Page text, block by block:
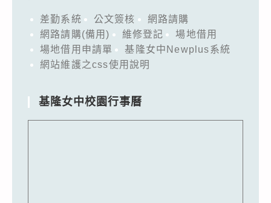
差勤系統 公文簽核
網路請購
網路請購(備用)
維修登記
場地借用
場地借用申請單
基隆女中Newplus系統
網站維護之css使用說明
基隆女中校園行事曆